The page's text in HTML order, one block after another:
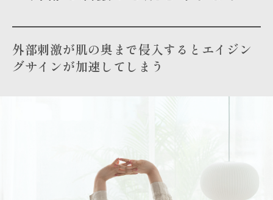
外部刺激が肌の奥まで侵入するとエイジン
グサインが加速してしまう